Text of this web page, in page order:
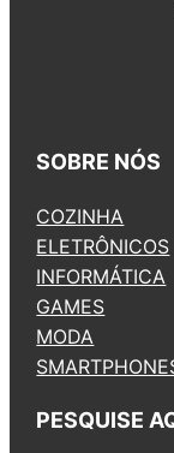
SOBRE NÓS
COZINHA
ELETRÔNICOS
INFORMÁTICA
GAMES
MODA
PESQUISE